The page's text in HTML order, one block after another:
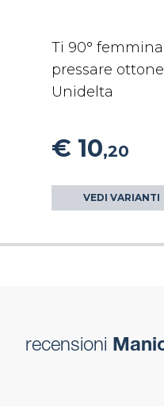
Ti 90° femmina
pressare ottone
Unidelta
€ 10,20
VEDI VARIANTI
recensioni